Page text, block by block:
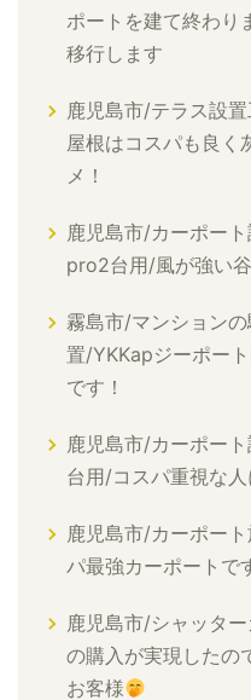
ポートを建て終わり
移行します
鹿児島市/テラス設
屋根はコスパも良く
メ！
鹿児島市/カーポー
pro2台用/風が強い
霧島市/マンション
置/YKKapジーポー
です！
鹿児島市/カーポー
台用/コスパ重視な
鹿児島市/カーポー
パ最強カーポートで
鹿児島市/シャッタ
の購入が実現したの
お客様